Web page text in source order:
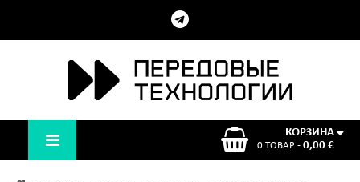
КОРЗИНА
0 ТОВАР - 0,00 €